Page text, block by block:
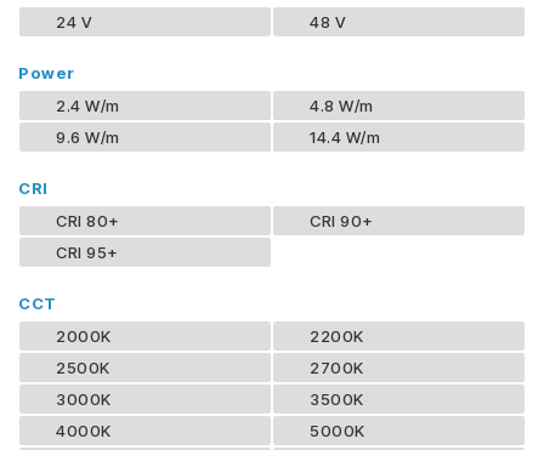
24 V
48 V
Power
2.4 W/m
4.8 W/m
9.6 W/m
14.4 W/m
CRI
CRI 80+
CRI 90+
CRI 95+
CCT
2000K
2200K
2500K
2700K
3000K
3500K
4000K
5000K